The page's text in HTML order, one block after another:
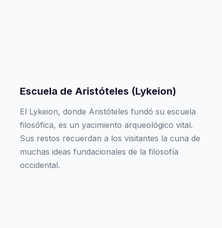
Escuela de Aristóteles (Lykeion)
El Lykeion, donde Aristóteles fundó su escuela
filosófica, es un yacimiento arqueológico vital.
Sus restos recuerdan a los visitantes la cuna de
muchas ideas fundacionales de la filosofía
occidental.